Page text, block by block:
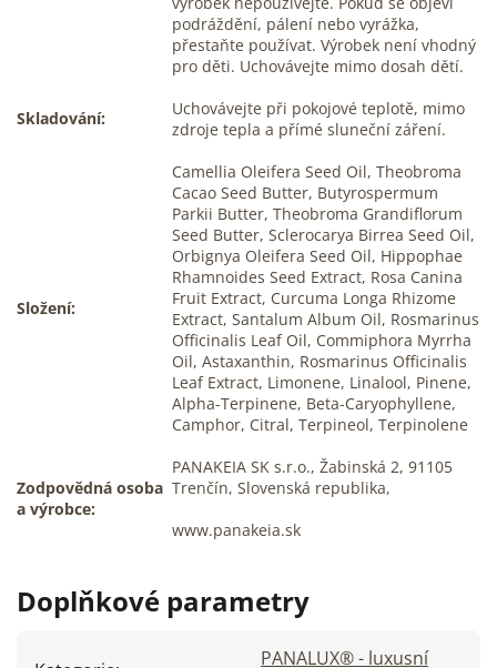
podráždění, pálení nebo vyrážka,
přestaňte používat. Výrobek není vhodný
pro děti. Uchovávejte mimo dosah dětí.
Skladování:
Uchovávejte při pokojové teplotě, mimo
zdroje tepla a přímé sluneční záření.
Složení:
Camellia Oleifera Seed Oil, Theobroma
Cacao Seed Butter, Butyrospermum
Parkii Butter, Theobroma Grandiflorum
Seed Butter, Sclerocarya Birrea Seed Oil,
Orbignya Oleifera Seed Oil, Hippophae
Rhamnoides Seed Extract, Rosa Canina
Fruit Extract, Curcuma Longa Rhizome
Extract, Santalum Album Oil, Rosmarinus
Officinalis Leaf Oil, Commiphora Myrrha
Oil, Astaxanthin, Rosmarinus Officinalis
Leaf Extract, Limonene, Linalool, Pinene,
Alpha-Terpinene, Beta-Caryophyllene,
Camphor, Citral, Terpineol, Terpinolene
Zodpovědná osoba
a výrobce:
PANAKEIA SK s.r.o., Žabinská 2, 91105
Trenčín, Slovenská republika,
www.panakeia.sk
Doplňkové parametry
PANALUX® - luxusní